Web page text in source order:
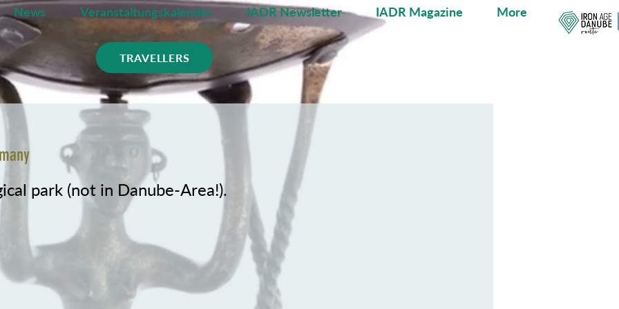
News Veranstaltungskalender IADR Newsletter IADR Magazine More
TRAVELLERS
park (not in Danube-Area!).